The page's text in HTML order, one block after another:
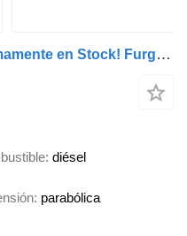
Renault Master 145PK Proximamente en Stock! Furgón Caja Cerrada – LED -
diésel
parabólica